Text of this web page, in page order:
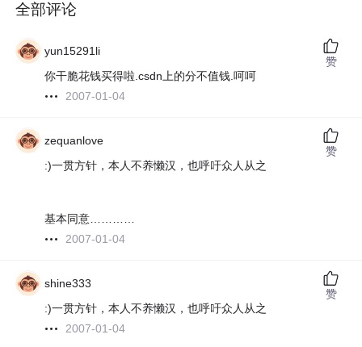
全部评论
yun15291li
你干脆花钱买得啦.csdn上的分不值钱.呵呵
2007-01-04
赞
zequanlove
:)一贯方针，本人不养懒汉，也呼吁众人从之
基本同意…………
2007-01-04
赞
shine333
:)一贯方针，本人不养懒汉，也呼吁众人从之
2007-01-04
赞